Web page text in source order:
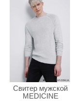
Свитер мужской
MEDICINE